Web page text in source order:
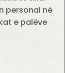
personal në
e palëve